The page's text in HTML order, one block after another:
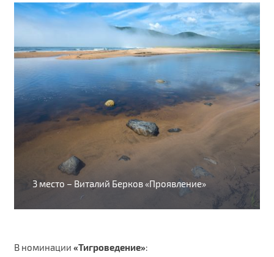
3 место – Виталий Берков «Проявление»
В номинации «Тигроведение»: